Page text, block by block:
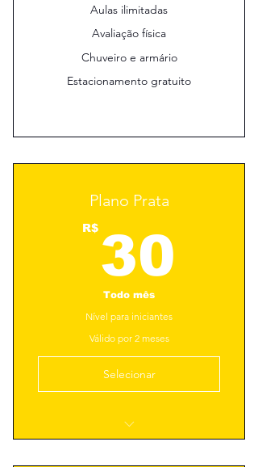
Aulas ilimitadas
Avaliação física
Chuveiro e armário
Estacionamento gratuito
Plano Prata
R$ 30
Todo mês
Nível para iniciantes
Válido por 2 meses
Selecionar